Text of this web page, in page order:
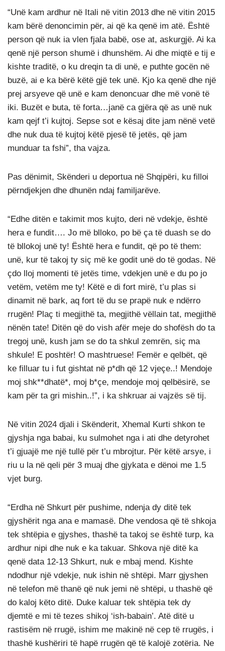
“Unë kam ardhur në Itali në vitin 2013 dhe në vitin 2015
kam bërë denoncimin për, ai që ka qenë im atë. Është
person që nuk ia vlen fjala babë, ose at, askurgjë. Ai ka
qenë një person shumë i dhunshëm. Ai dhe miqtë e tij e
kishte traditë, o ku dreqin ta di unë, e puthte gocën në
buzë, ai e ka bërë këtë gjë tek unë. Kjo ka qenë dhe një
prej arsyeve që unë e kam denoncuar dhe më vonë të
iki. Buzët e buta, të forta…janë ca gjëra që as unë nuk
kam qejf t’i kujtoj. Sepse sot e kësaj dite jam nënë vetë
dhe nuk dua të kujtoj këtë pjesë të jetës, që jam
munduar ta fshi”, tha vajza.
Pas dënimit, Skënderi u deportua në Shqipëri, ku filloi
përndjekjen dhe dhunën ndaj familjarëve.
“Edhe ditën e takimit mos kujto, deri në vdekje, është
hera e fundit…. Jo më blloko, po bë ça të duash se do
të bllokoj unë ty! Është hera e fundit, që po të them:
unë, kur të takoj ty siç më ke godit unë do të godas. Në
çdo lloj momenti të jetës time, vdekjen unë e du po jo
vetëm, vetëm me ty! Këtë e di fort mirë, t’u plas si
dinamit në bark, aq fort të du se prapë nuk e ndërro
rrugën! Plaç ti megjithë ta, megjithë vëllain tat, megjithë
nënën tate! Ditën që do vish afër meje do shofësh do ta
tregoj unë, kush jam se do ta shkul zemrën, siç ma
shkule! E poshtër! O mashtruese! Femër e qelbët, që
ke filluar tu i fut gishtat në p*dh që 12 vjeçe..! Mendoje
moj shk**dhatë*, moj b*çe, mendoje moj qelbësirë, se
kam për ta gri mishin..!”, i ka shkruar ai vajzës së tij.
Në vitin 2024 djali i Skënderit, Xhemal Kurti shkon te
gjyshja nga babai, ku sulmohet nga i ati dhe detyrohet
t’i gjuajë me një tullë për t’u mbrojtur. Për këtë arsye, i
riu u la në qeli për 3 muaj dhe gjykata e dënoi me 1.5
vjet burg.
“Erdha në Shkurt për pushime, ndenja dy ditë tek
gjyshërit nga ana e mamasë. Dhe vendosa që të shkoja
tek shtëpia e gjyshes, thashë ta takoj se është turp, ka
ardhur nipi dhe nuk e ka takuar. Shkova një ditë ka
qenë data 12-13 Shkurt, nuk e mbaj mend. Kishte
ndodhur një vdekje, nuk ishin në shtëpi. Marr gjyshen
në telefon më thanë që nuk jemi në shtëpi, u thashë që
do kaloj këto ditë. Duke kaluar tek shtëpia tek dy
djemtë e mi të tezes shikoj ‘ish-babain’. Atë ditë u
rastisëm në rrugë, ishim me makinë në cep të rrugës, i
thashë kushëriri të hapë rrugën që të kalojë zotëria. Ne